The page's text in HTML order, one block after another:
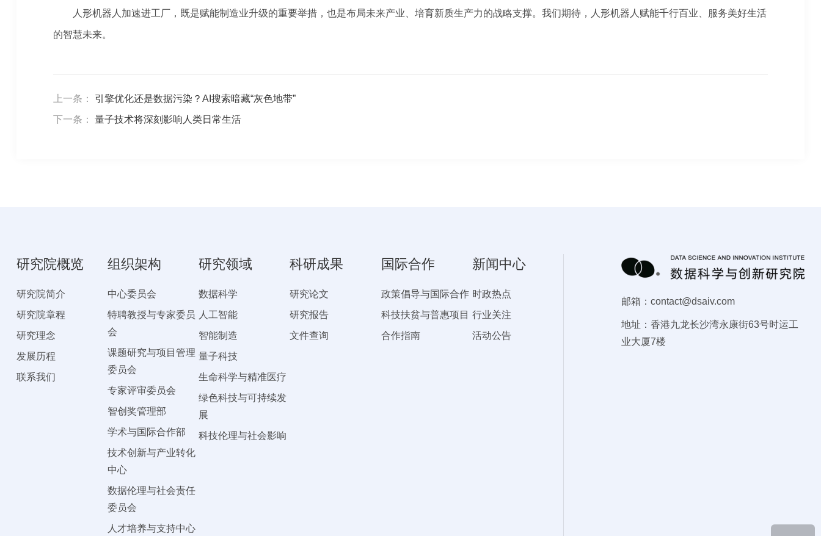
人形机器人加速进工厂，既是赋能制造业升级的重要举措，也是布局未来产业、培育新质生产力的战略支撑。我们期待，人形机器人赋能千行百业、服务美好生活
的智慧未来。
上一条：
引擎优化还是数据污染？AI搜索暗藏“灰色地带”
下一条：
量子技术将深刻影响人类日常生活
研究院概览
研究院简介
研究院章程
研究理念
发展历程
联系我们
组织架构
中心委员会
特聘教授与专家委员
会
课题研究与项目管理
委员会
专家评审委员会
智创奖管理部
学术与国际合作部
技术创新与产业转化
中心
数据伦理与社会责任
委员会
人才培养与支持中心
研究领域
数据科学
人工智能
智能制造
量子科技
生命科学与精准医疗
绿色科技与可持续发
展
科技伦理与社会影响
科研成果
研究论文
研究报告
文件查询
国际合作
政策倡导与国际合作
科技扶贫与普惠项目
合作指南
新闻中心
时政热点
行业关注
活动公告
邮箱：contact@dsaiv.com
地址：香港九龙长沙湾永康街63号时运工
业大厦7楼